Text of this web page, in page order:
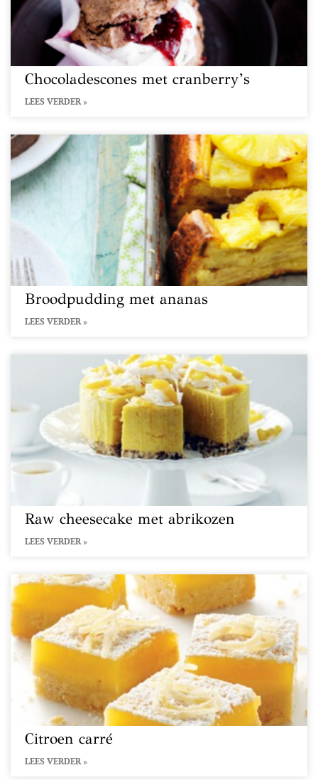
Chocoladescones met cranberry’s
LEES VERDER »
Broodpudding met ananas
LEES VERDER »
Raw cheesecake met abrikozen
LEES VERDER »
Citroen carré
LEES VERDER »